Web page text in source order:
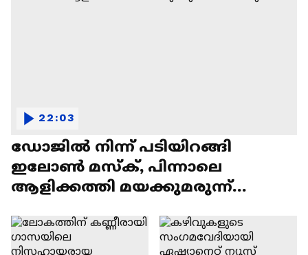
ഡോജിൽ നിന്ന് പടിയിറങ്ങി
ഇലോൺ മസ്ക്, പിന്നാലെ
ആളിക്കത്തി മയക്കുമരുന്ന്
22:03